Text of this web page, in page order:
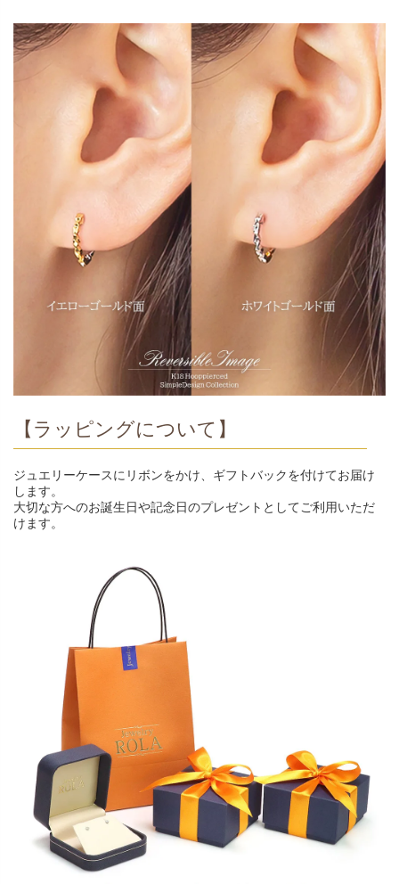
【ラッピングについて】
ジュエリーケースにリボンをかけ、ギフトバックを付けてお届け
します。
大切な方へのお誕生日や記念日のプレゼントとしてご利用いただ
けます。